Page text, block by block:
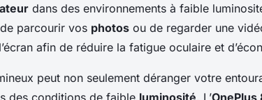
dans des environnements à faible
parcourir vos photos ou de regarder une
afin de réduire la fatigue oculaire et
peut non seulement déranger votre
des conditions de faible luminosité. L’OnePlus